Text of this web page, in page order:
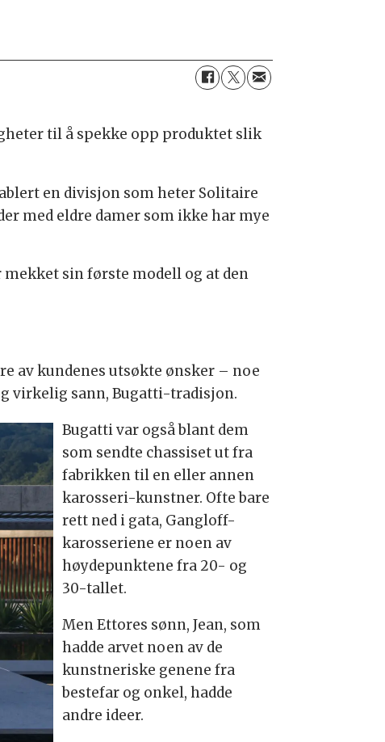
til å spekke opp produktet slik
en divisjon som heter Solitaire
med eldre damer som ikke har mye
sin første modell og at den
av kundenes utsøkte ønsker – noe
virkelig sann, Bugatti-tradisjon.
Bugatti var også blant dem
som sendte chassiset ut fra
fabrikken til en eller annen
karosseri-kunstner. Ofte bare
rett ned i gata, Gangloff-
karosseriene er noen av
høydepunktene fra 20- og
30-tallet.
Men Ettores sønn, Jean, som
hadde arvet noen av de
kunstneriske genene fra
bestefar og onkel, hadde
andre ideer.